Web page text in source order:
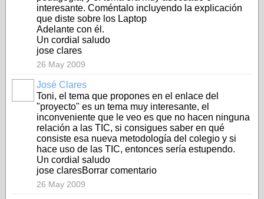
interesante. Coméntalo incluyendo la explicación
que diste sobre los Laptop
Adelante con él.
Un cordial saludo
jose clares
26 May 2009
José Clares
Toni, el tema que propones en el enlace del
"proyecto" es un tema muy interesante, el
inconveniente que le veo es que no hacen ninguna
relación a las TIC, si consigues saber en qué
consiste esa nueva metodología del colegio y si
hace uso de las TIC, entonces sería estupendo.
Un cordial saludo
jose claresBorrar comentario
26 May 2009